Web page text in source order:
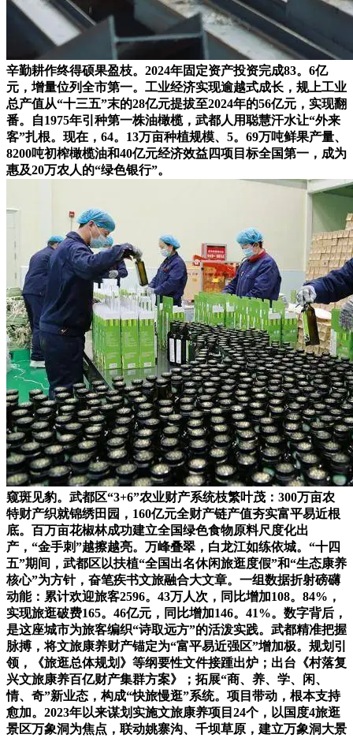
辛勤耕作终得硕果盈枝。2024年固定资产投资完成83。6亿
元，增量位列全市第一。工业经济实现逾越式成长，规上工业
总产值从“十三五”末的28亿元提拔至2024年的56亿元，实现翻
番。自1975年引种第一株油橄榄，武都人用聪慧汗水让“外来
客”扎根。现在，64。13万亩种植规模、5。69万吨鲜果产量、
8200吨初榨橄榄油和40亿元经济效益四项目标全国第一，成为
惠及20万农人的“绿色银行”。
窥斑见豹。武都区“3+6”农业财产系统枝繁叶茂：300万亩农
特财产织就锦绣田园，160亿元全财产链产值夯实富平易近根
底。百万亩花椒林成功建立全国绿色食物原料尺度化出
产，“金手刺”越擦越亮。万峰叠翠，白龙江如练依城。“十四
五”期间，武都区以扶植“全国出名休闲旅逛度假”和“生态康养
核心”为方针，奋笔疾书文旅融合大文章。一组数据折射磅礴
动能：累计欢迎旅客2596。43万人次，同比增加108。84%，
实现旅逛破费165。46亿元，同比增加146。41%。数字背后，
是这座城市为旅客编织“诗取远方”的活泼实践。武都精准把握
脉搏，将文旅康养财产锚定为“富平易近强区”增加极。规划引
领，《旅逛总体规划》等纲要性文件接踵出炉；出台《村落复
兴文旅康养百亿财产集群方案》；拓展“商、养、学、闲、
情、奇”新业态，构成“快旅慢逛”系统。项目带动，根本支持
愈加。2023年以来谋划实施文旅康养项目24个，以国度4旅逛
景区万象洞为焦点，联动姚寨沟、千坝草原，建立万象洞大景